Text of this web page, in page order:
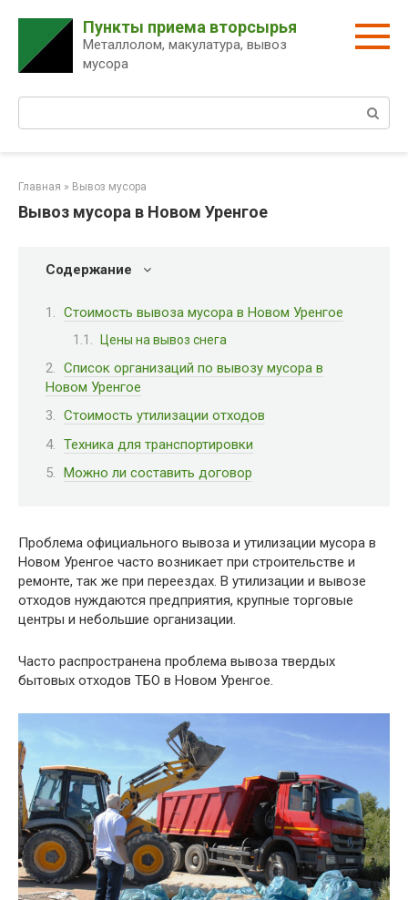
контенту
Пункты приема вторсырья
Металлолом, макулатура, вывоз
мусора
Главная » Вывоз мусора
Вывоз мусора в Новом Уренгое
Содержание
Стоимость вывоза мусора в Новом Уренгое
Цены на вывоз снега
Список организаций по вывозу мусора в
Новом Уренгое
Стоимость утилизации отходов
Техника для транспортировки
Можно ли составить договор
Проблема официального вывоза и утилизации мусора в
Новом Уренгое часто возникает при строительстве и
ремонте, так же при переездах. В утилизации и вывозе
отходов нуждаются предприятия, крупные торговые
центры и небольшие организации.
Часто распространена проблема вывоза твердых
бытовых отходов ТБО в Новом Уренгое.